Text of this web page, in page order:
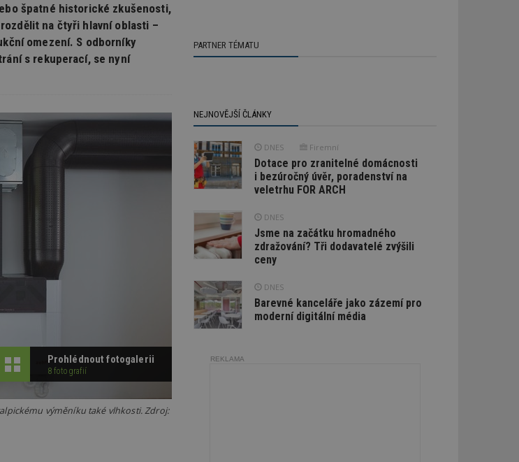
špatné historické zkušenosti,
na čtyři hlavní oblasti –
omezení. S odborníky
s rekuperací, se nyní
Prohlédnout fotogalerii
8 fotografií
výměníku také vlhkosti. Zdroj:
PARTNER TÉMATU
NEJNOVĚJŠÍ ČLÁNKY
DNES Firemní
Dotace pro zranitelné domácnosti
i bezúročný úvěr, poradenství na
veletrhu FOR ARCH
DNES
Jsme na začátku hromadného
zdražování? Tři dodavatelé zvýšili
ceny
DNES
Barevné kanceláře jako zázemí pro
moderní digitální média
REKLAMA